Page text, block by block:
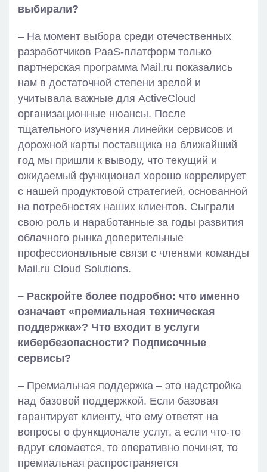
выбирали?
– На момент выбора среди отечественных
разработчиков PaaS-платформ только
партнерская программа Mail.ru показались
нам в достаточной степени зрелой и
учитывала важные для ActiveCloud
организационные нюансы. После
тщательного изучения линейки сервисов и
дорожной карты поставщика на ближайший
год мы пришли к выводу, что текущий и
ожидаемый функционал хорошо коррелирует
с нашей продуктовой стратегией, основанной
на потребностях наших клиентов. Сыграли
свою роль и наработанные за годы развития
облачного рынка доверительные
профессиональные связи с членами команды
Mail.ru Cloud Solutions.
– Раскройте более подробно: что именно
означает «премиальная техническая
поддержка»? Что входит в услуги
кибербезопасности? Подписочные
сервисы?
– Премиальная поддержка – это надстройка
над базовой поддержкой. Если базовая
гарантирует клиенту, что ему ответят на
вопросы о функционале услуг, а если что-то
вдруг сломается, то оперативно починят, то
премиальная распространяется